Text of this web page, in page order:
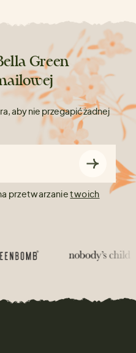
Green
aby nie przegapić żadnej
przetwarzanietwoich